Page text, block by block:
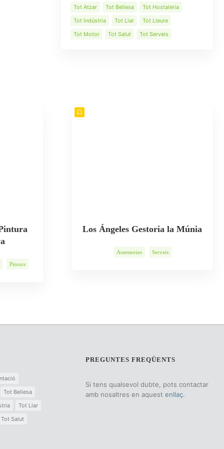
Tot Atzar
Tot Bellesa
Tot Hostaleria
Tot Indústria
Tot Llar
Tot Lleure
Tot Motor
Tot Salut Tot Serveis
Pintors
Los Ángeles Gestoria la Múnia
Assessories Serveis
Tot Bellesa
Tot Llar
Tot Salut
PREGUNTES FREQÜENTS
Si tens qualsevol dubte, pots contactar
amb nosaltres en aquest enllaç.